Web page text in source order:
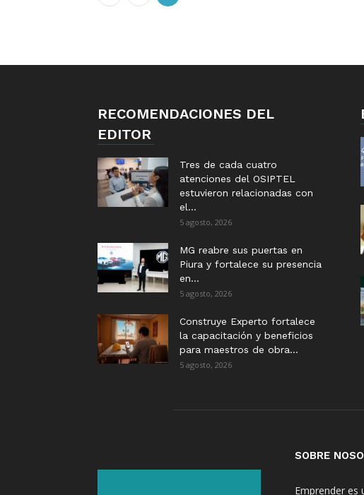
RECOMENDACIONES DEL
EDITOR
Tres de cada cuatro
atenciones del OSIPTEL
estuvieron relacionadas con
el...
5 agosto, 2026
MG reabre sus puertas en
Piura y fortalece su presencia
en...
5 agosto, 2026
Construye Experto fortalece
la capacitación y beneficios
para maestros de obra...
5 agosto, 2026
SOBRE
Emprender